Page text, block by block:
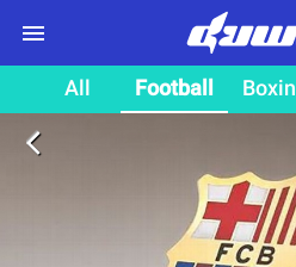
All Football
arrow_back_ios